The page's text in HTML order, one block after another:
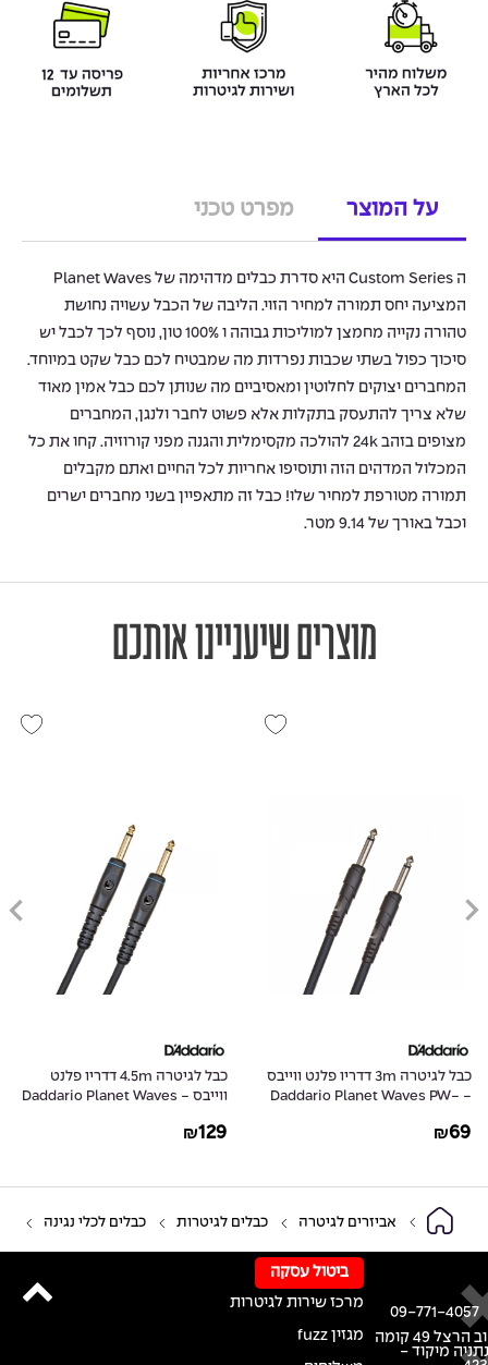
על המוצר מפרט טכני
ה Custom Series היא סדרת כבלים מדהימה של Planet Waves
המציעה יחס תמורה למחיר הזוי. הליבה של הכבל עשויה נחושת
טהורה נקייה מחמצן למוליכות גבוהה ו 100% טון, נוסף לכך לכבל יש
סיכוך כפול בשתי שכבות נפרדות מה שמבטיח לכם כבל שקט במיוחד.
המחברים יצוקים לחלוטין ומאסיביים מה שנותן לכם כבל אמין מאוד
שלא צריך להתעסק בתקלות אלא פשוט לחבר ולנגן, המחברים
מצופים בזהב 24k להולכה מקסימלית והגנה מפני קורוזיה. קחו את כל
המכלול המדהים הזה ותוסיפו אחריות לכל החיים ואתם מקבלים
תמורה מטורפת למחיר שלו! כבל זה מתאפיין בשני מחברים ישרים
וכבל באורך של 9.14 מטר.
מוצרים שיעניינו אותכם
כבל לגיטרה 3m דדריו פלנט ווייבס
- Daddario Planet Waves PW-
₪69
כבל לגיטרה 4.5m דדריו פלנט
ווייבס - Daddario Planet Waves
₪129
אביזרים לגיטרה כבלים לגיטרות כבלים לכלי נגינה
רחוב הרצל 49 קומה
מיקוד -
09-771-4057
ביטול עסקה
מרכז שירות לגיטרות
מגזין fuzz